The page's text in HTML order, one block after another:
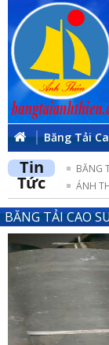
Băng Tải
Tin
Tức
BĂNG
ÁNH
BĂNG TẢI CAO